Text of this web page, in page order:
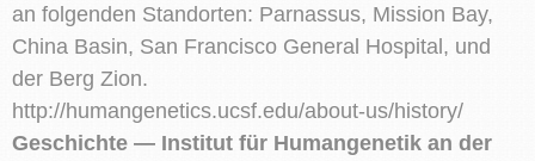
an folgenden Standorten: Parnassus, Mission Bay,
China Basin, San Francisco General Hospital, und
der Berg Zion.
http://humangenetics.ucsf.edu/about-us/history/
Geschichte — Institut für Humangenetik an der